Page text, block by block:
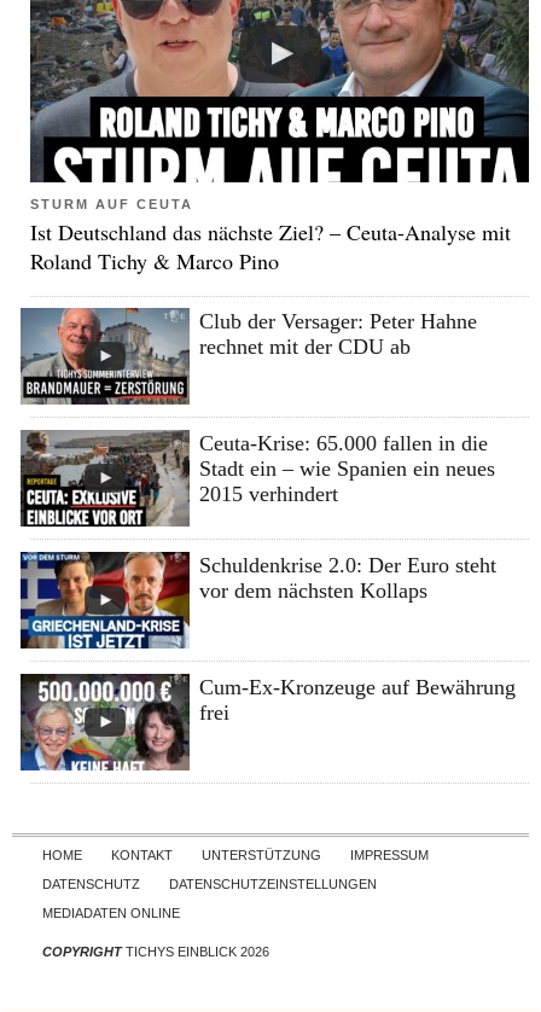
STURM AUF CEUTA
Ist Deutschland das nächste Ziel? – Ceuta-Analyse mit
Roland Tichy & Marco Pino
Club der Versager: Peter Hahne
rechnet mit der CDU ab
Ceuta-Krise: 65.000 fallen in die
Stadt ein – wie Spanien ein neues
2015 verhindert
Schuldenkrise 2.0: Der Euro steht
vor dem nächsten Kollaps
Cum-Ex-Kronzeuge auf Bewährung
frei
Skip to content
HOME KONTAKT UNTERSTÜTZUNG
IMPRESSUM
DATENSCHUTZ
DATENSCHUTZEINSTELLUNGEN
MEDIADATEN ONLINE
COPYRIGHTTICHYS EINBLICK 2026